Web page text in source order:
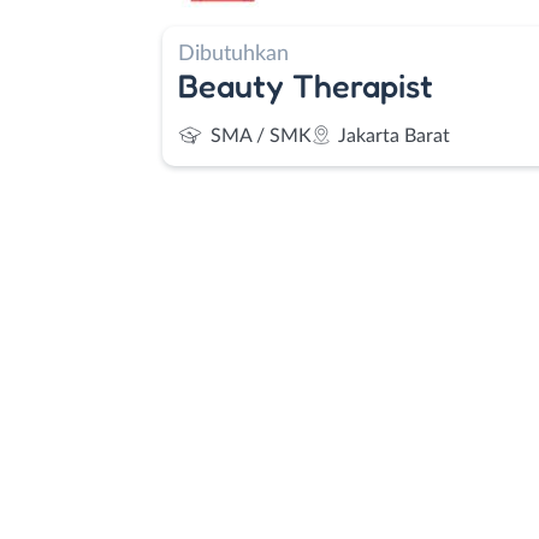
Dibutuhkan
Beauty Therapist
SMA / SMK Jakarta Barat